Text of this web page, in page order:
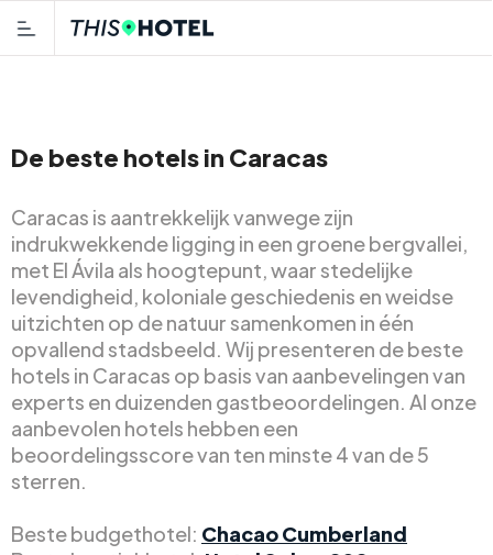
De beste hotels in Caracas
Caracas is aantrekkelijk vanwege zijn
indrukwekkende ligging in een groene bergvallei,
met El Ávila als hoogtepunt, waar stedelijke
levendigheid, koloniale geschiedenis en weidse
uitzichten op de natuur samenkomen in één
opvallend stadsbeeld. Wij presenteren de beste
hotels in Caracas op basis van aanbevelingen van
experts en duizenden gastbeoordelingen. Al onze
aanbevolen hotels hebben een
beoordelingsscore van ten minste 4 van de 5
sterren.
Beste budgethotel: Chacao Cumberland